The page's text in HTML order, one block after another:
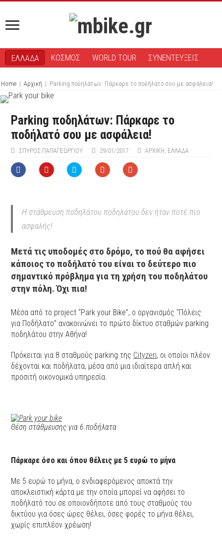
ΕΛΛΑΔΑ ΚΟΣΜΟΣ WORLD TOUR ΣΥΝΕΝΤΕΥΞΕΙΣ
Home | Αρχική | Parking ποδηλάτων: Πάρκαρε το ποδήλατό σου με ασφάλεια!
Parking ποδηλάτων: Πάρκαρε το
ποδήλατό σου με ασφάλεια!
ΣΠΎΡΟΣ ΠΑΠΑΓΕΩΡΓΊΟΥ 29/01/2017 ΑΡΧΙΚΉ ΕΛΛΑΔΑ
Η στάθμευση ποδηλάτου ποδηλάτου δεν ήταν ποτέ πιο
ασφαλής!
Μετά τις υποδομές στο δρόμο, το πού θα αφήσει
κάποιος το ποδήλατό του είναι το δεύτερο πιο
σημαντικό πρόβλημα για τη χρήση του ποδηλάτου
στην πόλη. Όχι πια!
Μέσα από το project “Park your Bike”, o οργανισμός “Πόλεις
για Ποδήλατο” ανακοινώνει το πρώτο δίκτυο σταθμών parking
ποδηλάτου στην Αθήνα!
Πρόκειται για 8 σταθμούς parking της Cityzen, οι οποίοι πλέον
δέχονται και ποδήλατα, μέσα από μια ιδιαίτερα απλή και
προσιτή οικονομικά υπηρεσία.
Θέση στάθμευσης για 6 ποδήλατα
Πάρκαρε όσο και όπου θέλεις με 5 ευρώ το μήνα
Με 5 ευρώ το μήνα, ο ενδιαφερόμενος αποκτά την
αποκλειστική κάρτα με την οποία μπορεί να αφήσει το
ποδήλατό του σε οποιονδήποτε από τους σταθμούς του
δικτύου για όσες ώρες θέλει, όσες φορές το μήνα θέλει,
χωρίς επιπλέον χρέωση!